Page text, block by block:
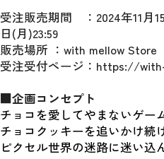
受注販売期間　：2024年11月
日(月)23:59
販売場所 ：with mellow Store
受注受付ページ：https://
■企画コンセプト
チョコを愛してやまないゲー
チョコクッキーを追いかけ続
ピクセル世界の迷路に迷い込